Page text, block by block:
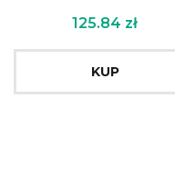
125.84 zł
KUP